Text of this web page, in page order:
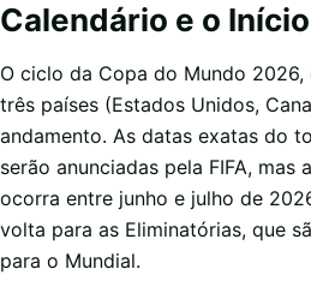
Calendário e o
O ciclo da Copa do Mundo 2026,
três países (Estados Unidos,
andamento. As datas exatas do
serão anunciadas pela FIFA, mas
ocorra entre junho e julho de
volta para as Eliminatórias, que
para o Mundial.